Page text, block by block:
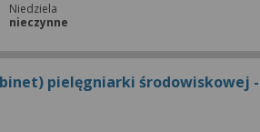
Niedziela
nieczynne
pielęgniarki środowiskowej -